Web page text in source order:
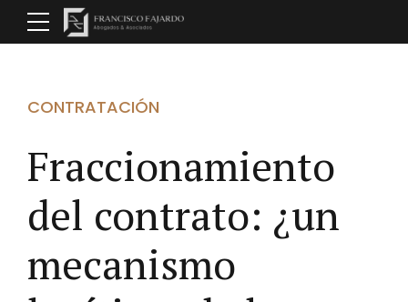
CONTRATACIÓN
Fraccionamiento
del contrato: ¿un
mecanismo